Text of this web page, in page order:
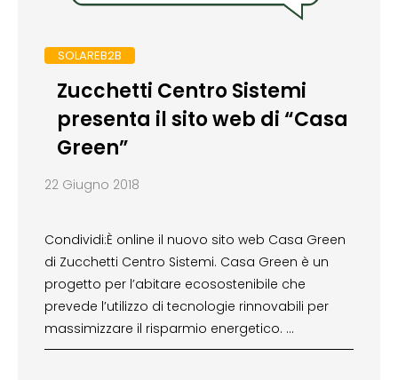
SOLAREB2B
Zucchetti Centro Sistemi
presenta il sito web di “Casa
Green”
22 Giugno 2018
Condividi:È online il nuovo sito web Casa Green
di Zucchetti Centro Sistemi. Casa Green è un
progetto per l’abitare ecosostenibile che
prevede l’utilizzo di tecnologie rinnovabili per
massimizzare il risparmio energetico. …